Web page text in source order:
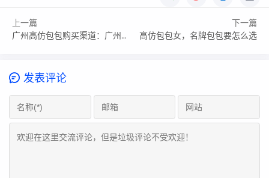
上一篇
广州高仿包包购买渠道：广州高仿包包在哪里买
下一篇
高仿包包女，名牌包包要怎么选
发表评论